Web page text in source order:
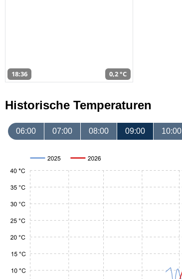
18:36 0,2 °C
Historische Temperaturen
06:00 07:00 08:00 09:00 10:00